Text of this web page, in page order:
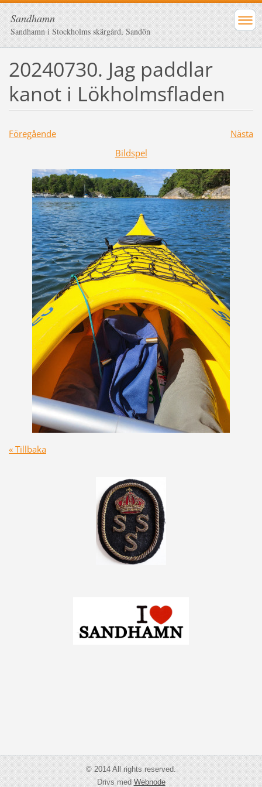
Sandhamn
Sandhamn i Stockholms skärgård, Sandön
20240730. Jag paddlar
kanot i Lökholmsfladen
Föregående
Nästa
Bildspel
« Tillbaka
© 2014 All rights reserved.
Drivs medWebnode